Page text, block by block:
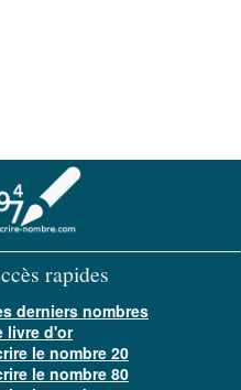
rapides
derniers nombres
livre d'or
le nombre 20
le nombre 80